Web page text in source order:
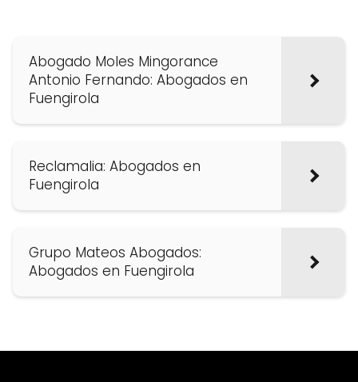
Abogado Moles Mingorance
Antonio Fernando: Abogados en
Fuengirola
Reclamalia: Abogados en
Fuengirola
Grupo Mateos Abogados:
Abogados en Fuengirola